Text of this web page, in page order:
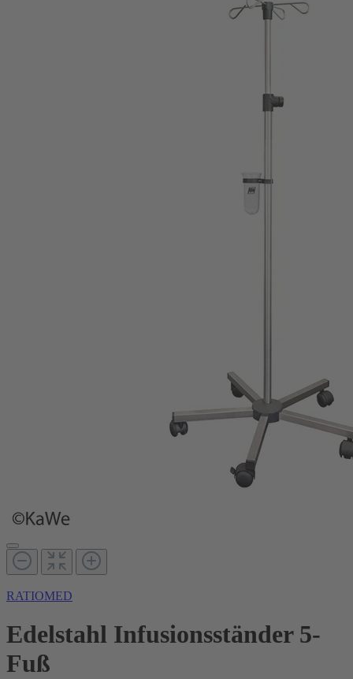
RATIOMED
Edelstahl Infusionsständer 5-
Fuß